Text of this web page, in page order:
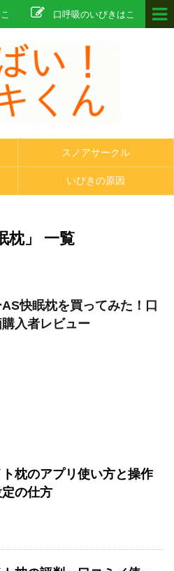
口呼吸のいびきはこ
スノアサークル
いびきの原因
枕」 一覧
快眠枕を買ってみた！口
入者レビュー
枕のアプリ使い方と操作
の仕方